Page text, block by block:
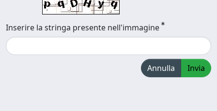
Inserire la stringa presente nell'immagine
Annulla Invia